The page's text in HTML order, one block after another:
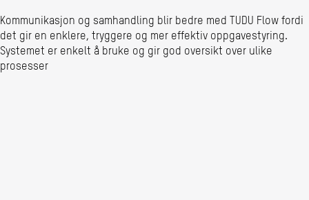
Kommunikasjon og samhandling blir bedre med TUDU Flow fordi
det gir en enklere, tryggere og mer effektiv oppgavestyring.
Systemet er enkelt å bruke og gir god oversikt over ulike
prosesser